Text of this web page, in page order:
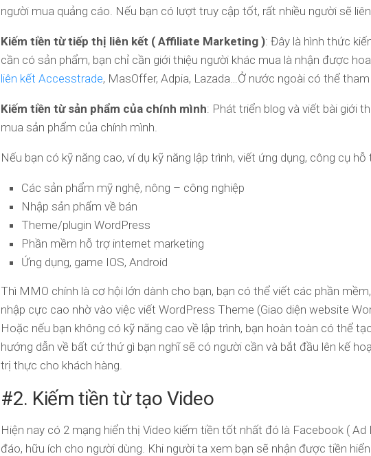
người mua quảng cáo. Nếu bạn có lượt truy cập tốt, rất nhiều người sẽ
Kiếm tiền từ tiếp thị liên kết ( Affiliate Marketing ): Đây là hình thức
cần có sản phẩm, bạn chỉ cần giới thiệu người khác mua là nhận được
liên kết Accesstrade, MasOffer, Adpia, Lazada…Ở nước ngoài có thể
Kiếm tiền từ sản phẩm của chính mình: Phát triển blog và viết bài giới
mua sản phẩm của chính mình.
Nếu bạn có kỹ năng cao, ví dụ kỹ năng lập trình, viết ứng dụng, công cụ hỗ
Các sản phẩm mỹ nghệ, nông – công nghiệp
Nhập sản phẩm về bán
Theme/plugin WordPress
Phần mềm hỗ trợ internet marketing
Ứng dụng, game IOS, Android
Thì MMO chính là cơ hội lớn dành cho bạn, bạn có thể viết các phần
nhập cực cao nhờ vào việc viết WordPress Theme (Giao diện website
Hoặc nếu bạn không có kỹ năng cao về lập trình, bạn hoàn toàn có thể
hướng dẫn về bất cứ thứ gì bạn nghĩ sẽ có người cần và bắt đầu lên kế
trị thực cho khách hàng.
#2. Kiếm tiền từ tạo Video
Hiện nay có 2 mạng hiển thị Video kiếm tiền tốt nhất đó là Facebook (
đáo, hữu ích cho người dùng. Khi người ta xem bạn sẽ nhận được tiền